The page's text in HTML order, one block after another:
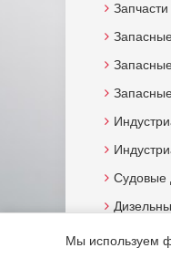
Судовые
Мы используем